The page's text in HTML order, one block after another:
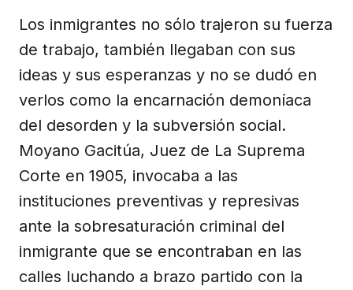
Los inmigrantes no sólo trajeron su fuerza
de trabajo, también llegaban con sus
ideas y sus esperanzas y no se dudó en
verlos como la encarnación demoníaca
del desorden y la subversión social.
Moyano Gacitúa, Juez de La Suprema
Corte en 1905, invocaba a las
instituciones preventivas y represivas
ante la sobresaturación criminal del
inmigrante que se encontraban en las
calles luchando a brazo partido con la